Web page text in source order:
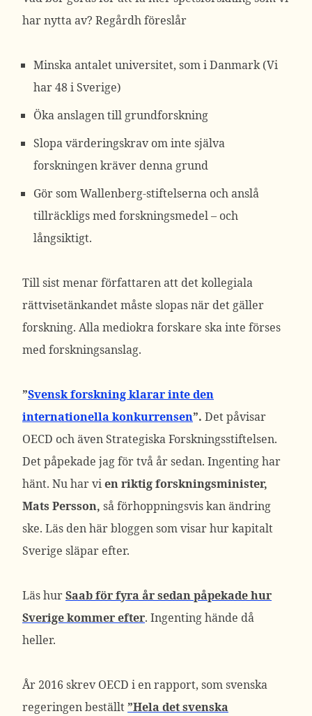
har nytta av? Regårdh föreslår
Minska antalet universitet, som i Danmark (Vi
har 48 i Sverige)
Öka anslagen till grundforskning
Slopa värderingskrav om inte själva
forskningen kräver denna grund
Gör som Wallenberg-stiftelserna och anslå
tillräckligs med forskningsmedel – och
långsiktigt.
Till sist menar författaren att det kollegiala
rättvisetänkandet måste slopas när det gäller
forskning. Alla mediokra forskare ska inte förses
med forskningsanslag.
”Svensk forskning klarar inte den
internationella konkurrensen”. Det påvisar
OECD och även Strategiska Forskningsstiftelsen.
Det påpekade jag för två år sedan. Ingenting har
hänt. Nu har vien riktig forskningsminister,
Mats Persson, så förhoppningsvis kan ändring
ske. Läs den här bloggen som visar hur kapitalt
Sverige släpar efter.
Läs hurSaab för fyra år sedan påpekade hur
Sverige kommer efter. Ingenting hände då
heller.
År 2016 skrev OECD i en rapport, som svenska
regeringen beställt”Hela det svenska